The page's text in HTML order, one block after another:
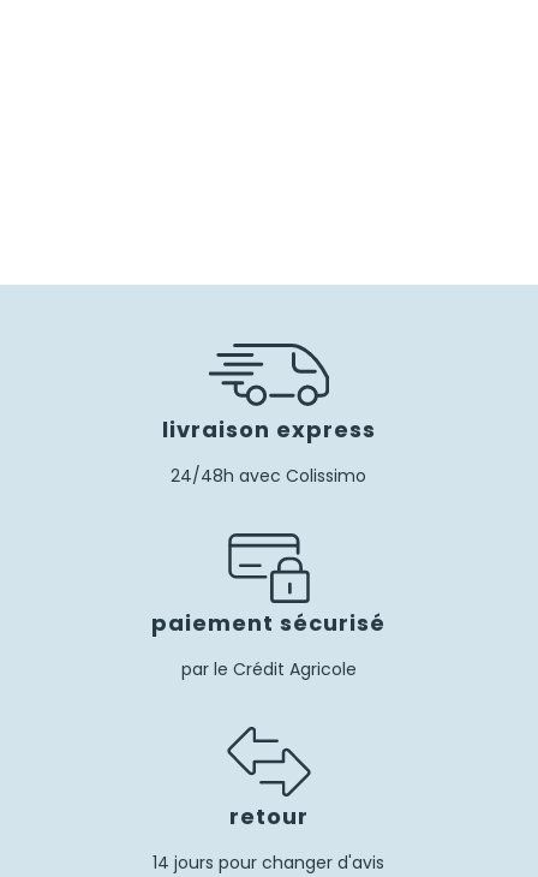
livraison express
24/48h avec Colissimo
paiement sécurisé
par le Crédit Agricole
retour
14 jours pour changer d'avis